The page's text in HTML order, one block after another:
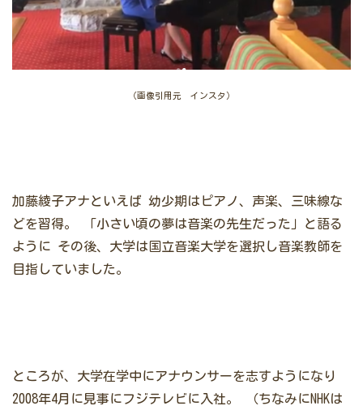
（画像引用元 インスタ）
加藤綾子アナといえば 幼少期はピアノ、声楽、三味線な
どを習得。
「小さい頃の夢は音楽の先生だった」と語る
ように その後、大学は国立音楽大学を選択し音楽教師を
目指していました。
ところが、大学在学中にアナウンサーを志すようになり
2008年4月に見事にフジテレビに入社。
（ちなみにNHKは